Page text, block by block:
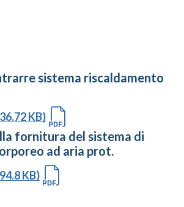
sistema riscaldamento
KB)
fornitura del sistema di
ad aria prot.
KB)